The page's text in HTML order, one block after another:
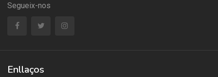
Segueix-nos
Enllaços